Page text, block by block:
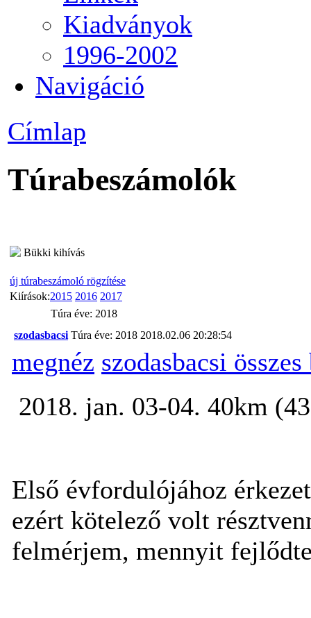
Kiadványok
1996-2002
Navigáció
Címlap
Túrabeszámolók
Bükki kihívás
új túrabeszámoló rögzítése
Kiírások:2015 2016 2017
Túra éve: 2018
szodasbacsi Túra éve: 2018 2018.02.06 20:28:54
megnéz szodasbacsi
2018. jan. 03-04. 40km
Első évfordulójához
ezért kötelező volt
felmérjem, mennyit